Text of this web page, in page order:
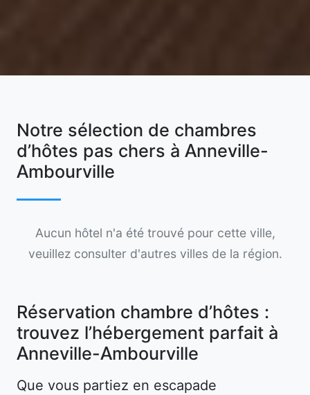
Notre sélection de chambres
d’hôtes pas chers à Anneville-
Ambourville
Aucun hôtel n'a été trouvé pour cette ville,
veuillez consulter d'autres villes de la région.
Réservation chambre d’hôtes :
trouvez l’hébergement parfait à
Anneville-Ambourville
Que vous partiez en escapade